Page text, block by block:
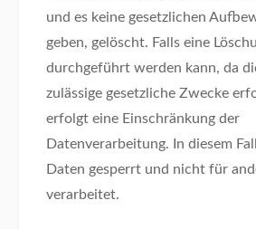
und es keine gesetzlichen
geben, gelöscht. Falls eine
durchgeführt werden kann, da
zulässige gesetzliche Zwecke
erfolgt eine Einschränkung der
Datenverarbeitung. In diesem
Daten gesperrt und nicht für
verarbeitet.